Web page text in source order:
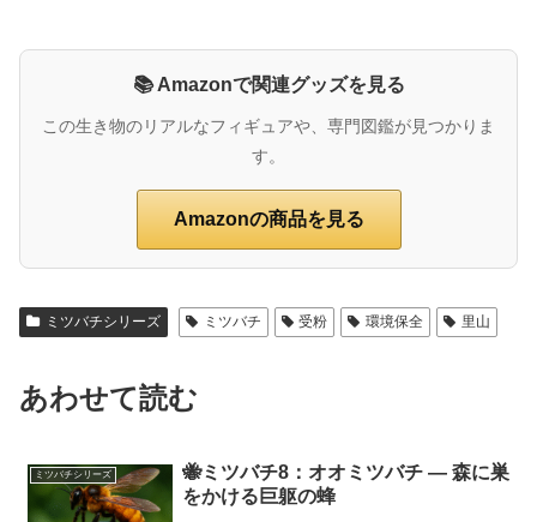
📚 Amazonで関連グッズを見る
この生き物のリアルなフィギュアや、専門図鑑が見つかりま
す。
Amazonの商品を見る
ミツバチシリーズ ミツバチ 受粉 環境保全 里山
あわせて読む
ミツバチシリーズ
🐝ミツバチ8：オオミツバチ ― 森に巣
をかける巨躯の蜂